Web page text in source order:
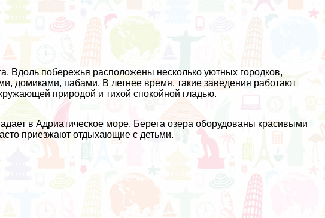
Вдоль побережья расположены несколько уютных городков,
домиками, пабами. В летнее время, такие заведения работают
природой и тихой спокойной гладью.
в Адриатическое море. Берега озера оборудованы красивыми
приезжают отдыхающие с детьми.